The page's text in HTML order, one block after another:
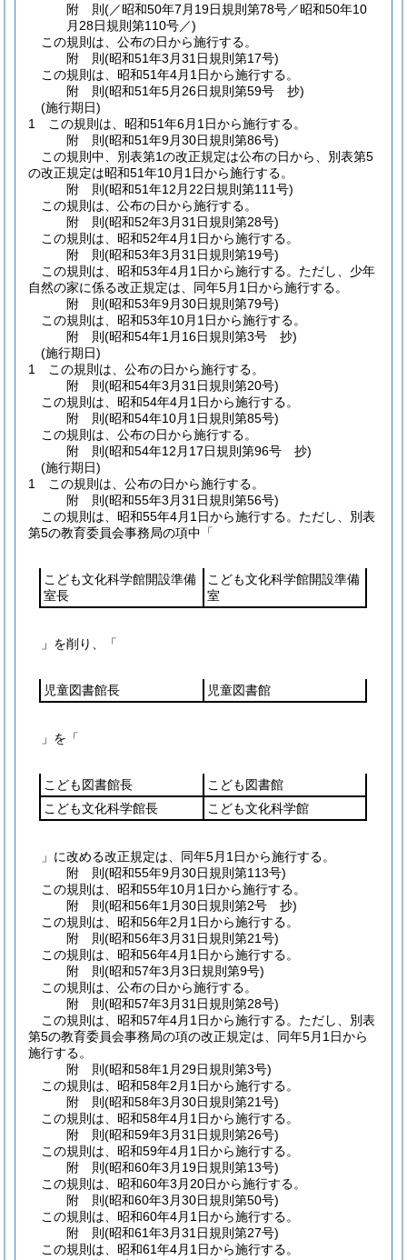
附 則(／昭和50年7月19日規則第78号／昭和50年10
月28日規則第110号／)
この規則は、公布の日から施行する。
附 則(昭和51年3月31日規則第17号)
この規則は、昭和51年4月1日から施行する。
附 則(昭和51年5月26日規則第59号 抄)
(施行期日)
1
この規則は、昭和51年6月1日から施行する。
附 則(昭和51年9月30日規則第86号)
この規則中、別表第1の改正規定は公布の日から、別表第5
の改正規定は昭和51年10月1日から施行する。
附 則(昭和51年12月22日規則第111号)
この規則は、公布の日から施行する。
附 則(昭和52年3月31日規則第28号)
この規則は、昭和52年4月1日から施行する。
附 則(昭和53年3月31日規則第19号)
この規則は、昭和53年4月1日から施行する。 ただし、少年
自然の家に係る改正規定は、同年5月1日から施行する。
附 則(昭和53年9月30日規則第79号)
この規則は、昭和53年10月1日から施行する。
附 則(昭和54年1月16日規則第3号 抄)
(施行期日)
1
この規則は、公布の日から施行する。
附 則(昭和54年3月31日規則第20号)
この規則は、昭和54年4月1日から施行する。
附 則(昭和54年10月1日規則第85号)
この規則は、公布の日から施行する。
附 則(昭和54年12月17日規則第96号 抄)
(施行期日)
1
この規則は、公布の日から施行する。
附 則(昭和55年3月31日規則第56号)
この規則は、昭和55年4月1日から施行する。 ただし、別表
第5の教育委員会事務局の項中「
こども文化科学館開設準備
室長
こども文化科学館開設準備
室
」を削り、「
児童図書館長 児童図書館
」を「
こども図書館長
こども図書館
こども文化科学館長
こども文化科学館
」に改める改正規定は、同年5月1日から施行する。
附 則(昭和55年9月30日規則第113号)
この規則は、昭和55年10月1日から施行する。
附 則(昭和56年1月30日規則第2号 抄)
この規則は、昭和56年2月1日から施行する。
附 則(昭和56年3月31日規則第21号)
この規則は、昭和56年4月1日から施行する。
附 則(昭和57年3月3日規則第9号)
この規則は、公布の日から施行する。
附 則(昭和57年3月31日規則第28号)
この規則は、昭和57年4月1日から施行する。 ただし、別表
第5の教育委員会事務局の項の改正規定は、同年5月1日から
施行する。
附 則(昭和58年1月29日規則第3号)
この規則は、昭和58年2月1日から施行する。
附 則(昭和58年3月30日規則第21号)
この規則は、昭和58年4月1日から施行する。
附 則(昭和59年3月31日規則第26号)
この規則は、昭和59年4月1日から施行する。
附 則(昭和60年3月19日規則第13号)
この規則は、昭和60年3月20日から施行する。
附 則(昭和60年3月30日規則第50号)
この規則は、昭和60年4月1日から施行する。
附 則(昭和61年3月31日規則第27号)
この規則は、昭和61年4月1日から施行する。